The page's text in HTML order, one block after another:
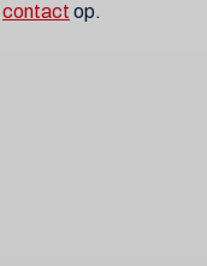
contact op.